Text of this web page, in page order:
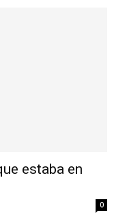
estaba en
0